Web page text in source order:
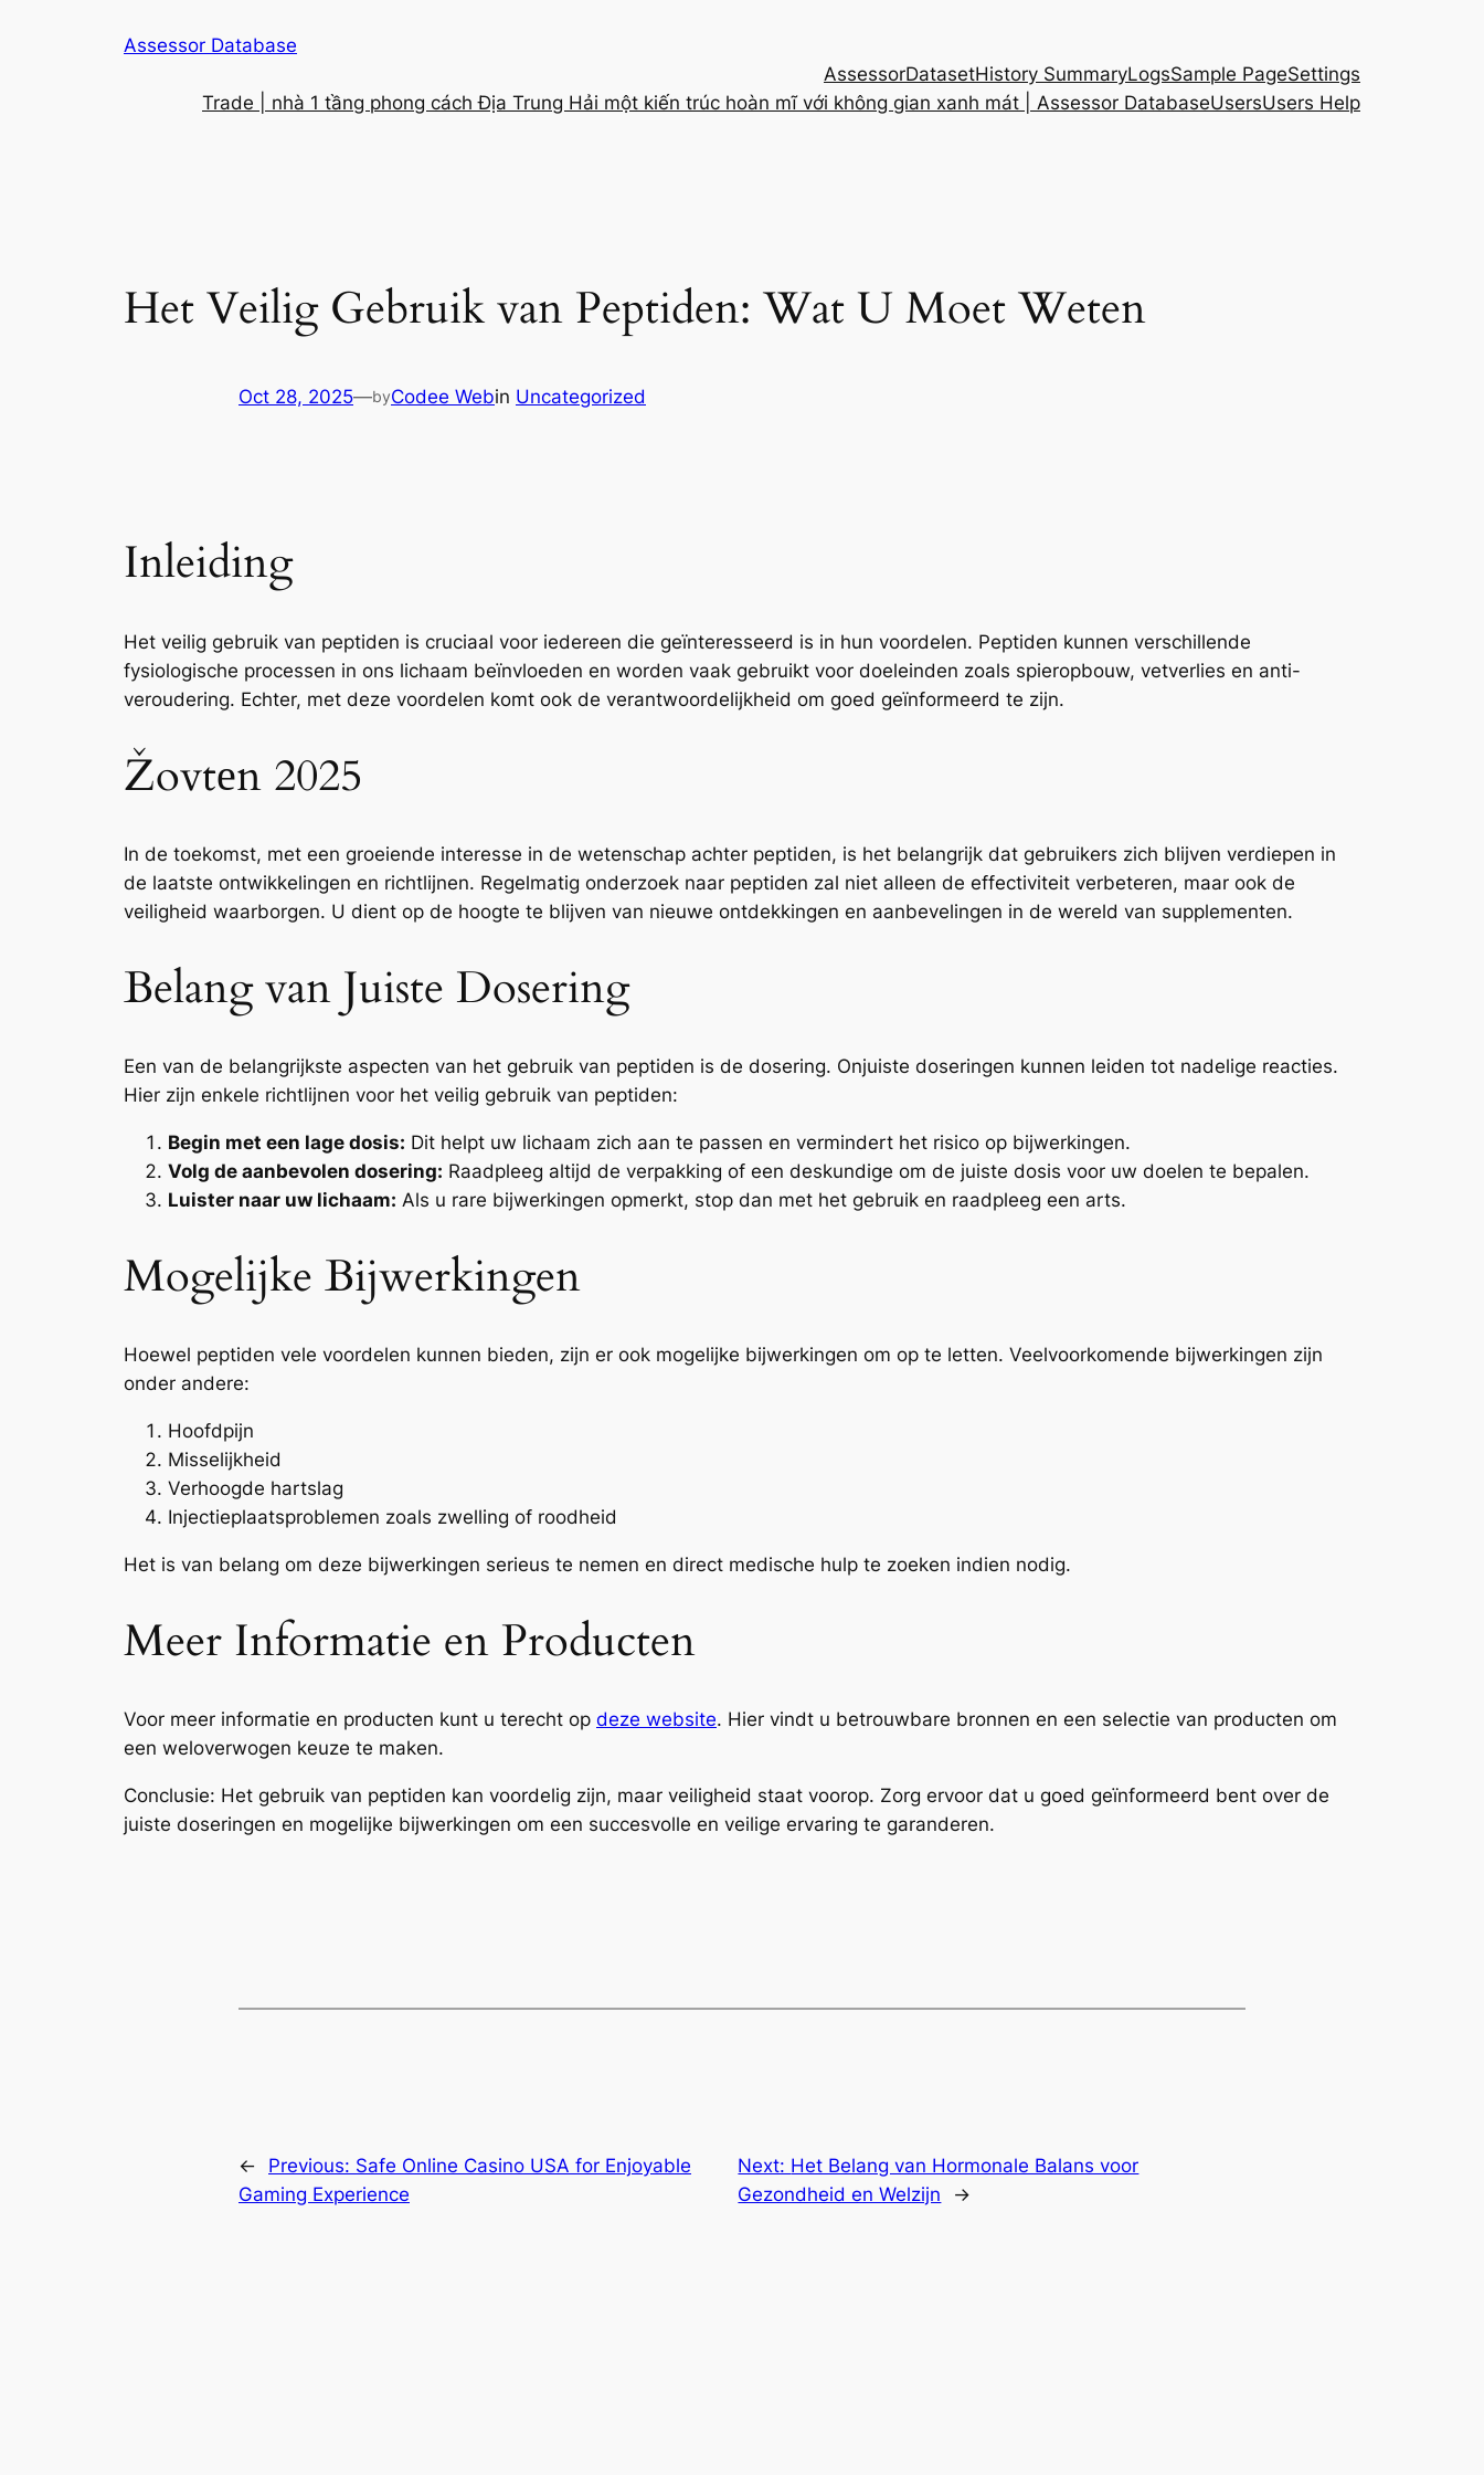
Assessor Database
AssessorDatasetHistory SummaryLogsSample PageSettings
Trade | nhà 1 tầng phong cách Địa Trung Hải một kiến trúc hoàn mĩ với không gian xanh mát | Assessor DatabaseUsersUsers Help
Het Veilig Gebruik van Peptiden: Wat U Moet Weten
Oct 28, 2025—byCodee Webin Uncategorized
Inleiding
Het veilig gebruik van peptiden is cruciaal voor iedereen die geïnteresseerd is in hun voordelen. Peptiden kunnen verschillende
fysiologische processen in ons lichaam beïnvloeden en worden vaak gebruikt voor doeleinden zoals spieropbouw, vetverlies en anti-
veroudering. Echter, met deze voordelen komt ook de verantwoordelijkheid om goed geïnformeerd te zijn.
Žovtеn 2025
In de toekomst, met een groeiende interesse in de wetenschap achter peptiden, is het belangrijk dat gebruikers zich blijven verdiepen in
de laatste ontwikkelingen en richtlijnen. Regelmatig onderzoek naar peptiden zal niet alleen de effectiviteit verbeteren, maar ook de
veiligheid waarborgen. U dient op de hoogte te blijven van nieuwe ontdekkingen en aanbevelingen in de wereld van supplementen.
Belang van Juiste Dosering
Een van de belangrijkste aspecten van het gebruik van peptiden is de dosering. Onjuiste doseringen kunnen leiden tot nadelige reacties.
Hier zijn enkele richtlijnen voor het veilig gebruik van peptiden:
Begin met een lage dosis: Dit helpt uw lichaam zich aan te passen en vermindert het risico op bijwerkingen.
Volg de aanbevolen dosering: Raadpleeg altijd de verpakking of een deskundige om de juiste dosis voor uw doelen te bepalen.
Luister naar uw lichaam: Als u rare bijwerkingen opmerkt, stop dan met het gebruik en raadpleeg een arts.
Mogelijke Bijwerkingen
Hoewel peptiden vele voordelen kunnen bieden, zijn er ook mogelijke bijwerkingen om op te letten. Veelvoorkomende bijwerkingen zijn
onder andere:
Hoofdpijn
Misselijkheid
Verhoogde hartslag
Injectieplaatsproblemen zoals zwelling of roodheid
Het is van belang om deze bijwerkingen serieus te nemen en direct medische hulp te zoeken indien nodig.
Meer Informatie en Producten
Voor meer informatie en producten kunt u terecht op deze website. Hier vindt u betrouwbare bronnen en een selectie van producten om
een weloverwogen keuze te maken.
Conclusie: Het gebruik van peptiden kan voordelig zijn, maar veiligheid staat voorop. Zorg ervoor dat u goed geïnformeerd bent over de
juiste doseringen en mogelijke bijwerkingen om een succesvolle en veilige ervaring te garanderen.
← Previous: Safe Online Casino USA for Enjoyable
Gaming Experience
Next: Het Belang van Hormonale Balans voor
Gezondheid en Welzijn
→